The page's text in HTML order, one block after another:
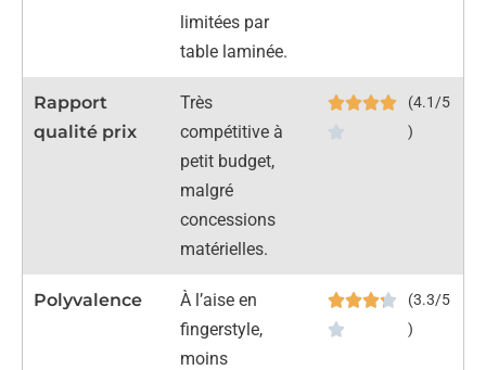
limitées par
table laminée.
Rapport
qualité prix
Très
compétitive à
petit budget,
malgré
concessions
matérielles.
(4.1/5
)
Polyvalence
À l’aise en
fingerstyle,
moins
(3.3/5
)